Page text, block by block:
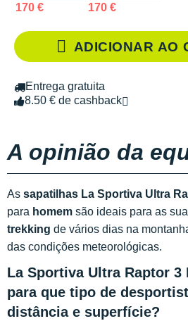
170 € 170 €
ADICIONAR AO
Entrega gratuita
8.50 € de cashback
A opinião da
As sapatilhas La Sportiva Ultra
para homem são ideais para as
trekking de vários dias na
das condições meteorológicas.
La Sportiva Ultra Raptor 3
para que tipo de
distância e superfície?